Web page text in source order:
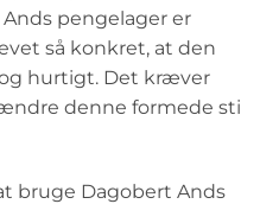
pengelager er
så konkret, at den
hurtigt. Det kræver
denne formede sti
bruge Dagobert Ands